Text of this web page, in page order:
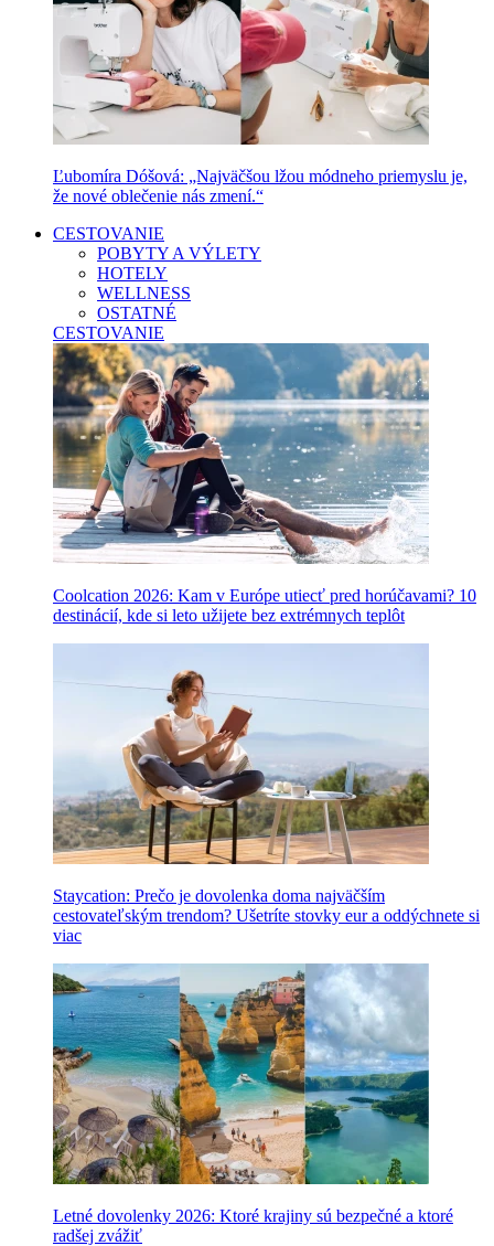
Ľubomíra Dóšová: „Najväčšou lžou módneho priemyslu je,
že nové oblečenie nás zmení.“
CESTOVANIE
POBYTY A VÝLETY
HOTELY
WELLNESS
OSTATNÉ
CESTOVANIE
Coolcation 2026: Kam v Európe utiecť pred horúčavami? 10
destinácií, kde si leto užijete bez extrémnych teplôt
Staycation: Prečo je dovolenka doma najväčším
cestovateľským trendom? Ušetríte stovky eur a oddýchnete si
viac
Letné dovolenky 2026: Ktoré krajiny sú bezpečné a ktoré
radšej zvážiť